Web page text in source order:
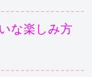
な楽しみ方